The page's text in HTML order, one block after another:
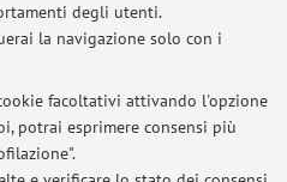
degli utenti.
la navigazione solo con i
facoltativi attivando l'opzione
potrai esprimere consensi più
sono presenti avvisi.